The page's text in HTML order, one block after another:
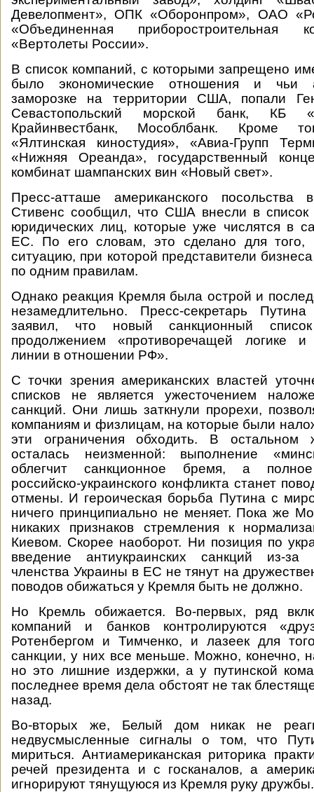
Девелопмент», ОПК «Оборонпром», ОАО
«Объединенная приборостроительная
«Вертолеты России».
В список компаний, с которыми запрещено
было экономические отношения и чьи
заморозке на территории США, попали
Севастопольский морской банк, КБ
Крайинвестбанк, Мособлбанк. Кроме
«Ялтинская киностудия», «Авиа-Групп
«Нижняя Ореанда», государственный
комбинат шампанских вин «Новый свет».
Пресс-атташе американского
Стивенс сообщил, что США внесли в список
юридических лиц, которые уже числятся в
ЕС. По его словам, это сделано для того,
ситуацию, при которой представители
по одним правилам.
Однако реакция Кремля была острой и
незамедлительно. Пресс-секретарь
заявил, что новый санкционный
продолжением «противоречащей логике и
линии в отношении РФ».
С точки зрения американских властей
списков не является ужесточением
санкций. Они лишь заткнули прорехи,
компаниям и физлицам, на которые были
эти ограничения обходить. В
осталась неизменной: выполнение
облегчит санкционное бремя, а полное
российско-украинского конфликта станет
отмены. И героическая борьба Путина с
ничего принципиально не меняет. Пока же
никаких признаков стремления к
Киевом. Скорее наоборот. Ни позиция по
введение антиукраинских санкций из-за
членства Украины в ЕС не тянут на
поводов обижаться у Кремля быть не должно.
Но Кремль обижается. Во-первых, ряд
компаний и банков контролируются
Ротенбергом и Тимченко, и лазеек для
санкции, у них все меньше. Можно, конечно,
но это лишние издержки, а у путинской
последнее время дела обстоят не так
назад.
Во-вторых же, Белый дом никак не
недвусмысленные сигналы о том, что
мириться. Антиамериканская риторика
речей президента и с госканалов, а
игнорируют тянущуюся из Кремля руку дружбы.